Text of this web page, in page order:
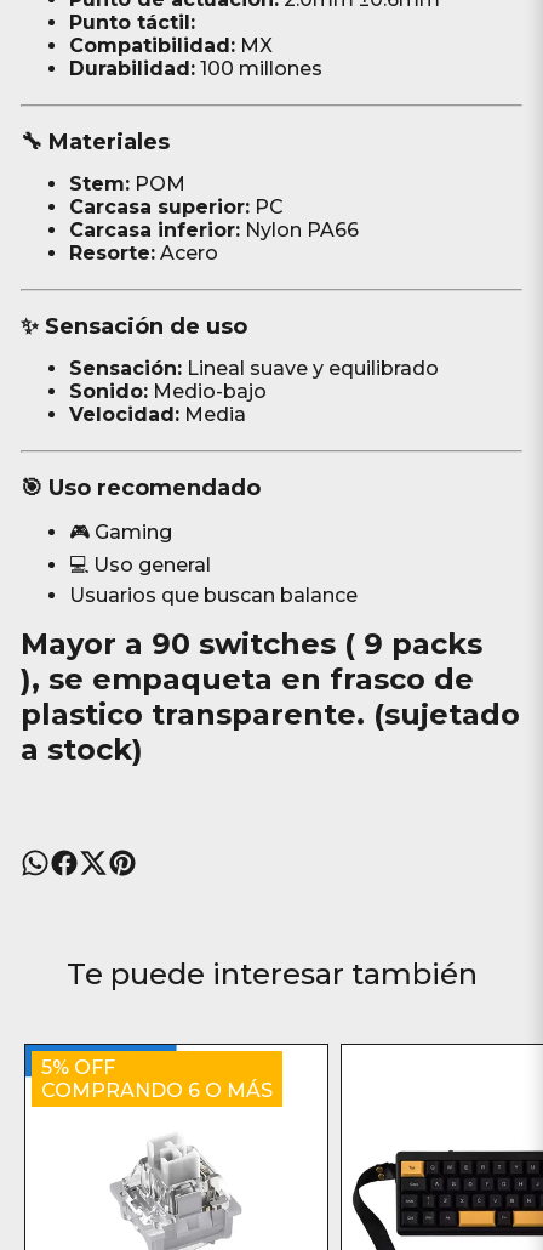
Punto táctil:
Compatibilidad:MX
Durabilidad:100 millones
🔧 Materiales
Stem:POM
Carcasa superior:PC
Carcasa inferior:Nylon PA66
Resorte:Acero
✨ Sensación de uso
Sensación:Lineal suave y equilibrado
Sonido:Medio-bajo
Velocidad:Media
🎯 Uso recomendado
🎮 Gaming
💻 Uso general
Usuarios que buscan balance
Mayor a 90 switches ( 9 packs
), se empaqueta en frasco de
plastico transparente. (sujetado
a stock)
Te puede interesar también
5% OFF
COMPRANDO 6 O MÁS